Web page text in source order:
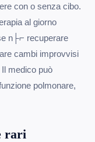
con o senza cibo.
al giorno
n├⌐ recuperare
cambi improvvisi
medico può
polmonare,
rari